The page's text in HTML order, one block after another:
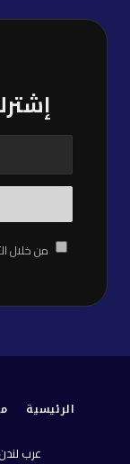
من خلال
الرئيسية
عرب لندن نيوز ©